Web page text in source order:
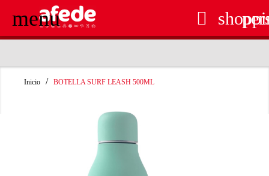
menu 
Inicio BOTELLA SURF LEASH 500ML